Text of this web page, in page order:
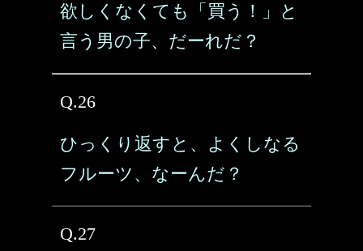
欲しくなくても「買う！」と
言う男の子、だーれだ？
Q.26
ひっくり返すと、よくしなる
フルーツ、なーんだ？
Q.27